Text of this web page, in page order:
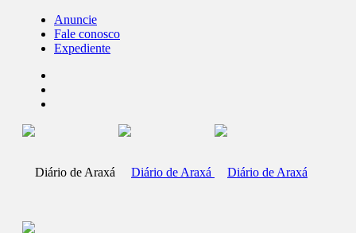
Anuncie
Fale conosco
Expediente